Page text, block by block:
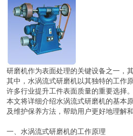
研磨机作为表面处理的关键设备之一，
其中，水涡流式研磨机以其独特的工作
许多行业提升工件表面质量的重要选择。
本文将详细介绍水涡流式研磨机的基本
及维护保养方法，帮助用户更好地理解
一、水涡流式研磨机的工作原理